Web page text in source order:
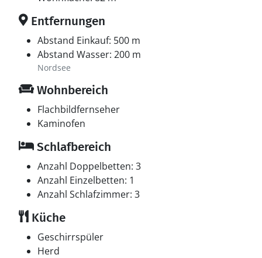
Entfernungen
Abstand Einkauf: 500 m
Abstand Wasser: 200 m
Nordsee
Wohnbereich
Flachbildfernseher
Kaminofen
Schlafbereich
Anzahl Doppelbetten: 3
Anzahl Einzelbetten: 1
Anzahl Schlafzimmer: 3
Küche
Geschirrspüler
Herd